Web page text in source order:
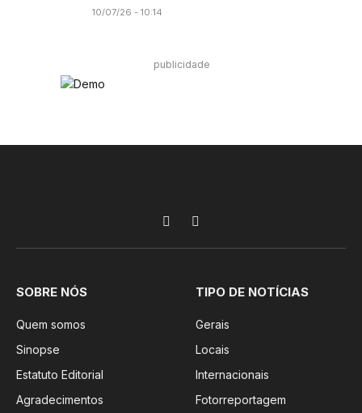
10/07/26 - 10:14
publicidade
FacebookInstagram
SOBRE NÓS
Quem somos
Sinopse
Estatuto Editorial
Agradecimentos
TIPO DE NOTÍCIAS
Gerais
Locais
Internacionais
Fotorreportagem